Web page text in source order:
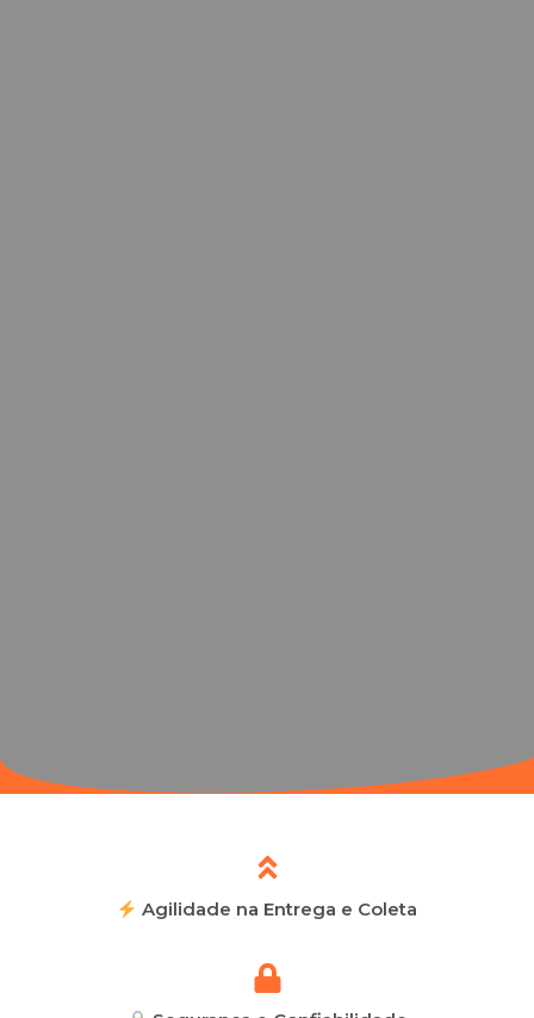
Agilidade na Entrega e Coleta